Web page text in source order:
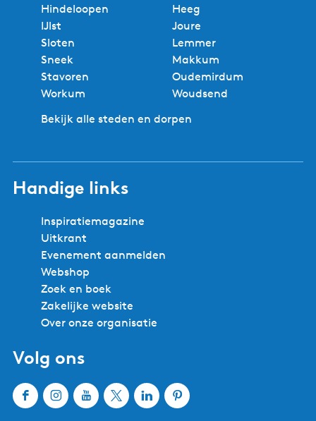
Hindeloopen
Heeg
IJlst
Joure
Sloten
Lemmer
Sneek
Makkum
Stavoren
Oudemirdum
Workum
Woudsend
Bekijk alle steden en dorpen
Handige links
Inspiratiemagazine
Uitkrant
Evenement aanmelden
Webshop
Zoek en boek
Zakelijke website
Over onze organisatie
Volg ons
F
I
Y
X
L
P